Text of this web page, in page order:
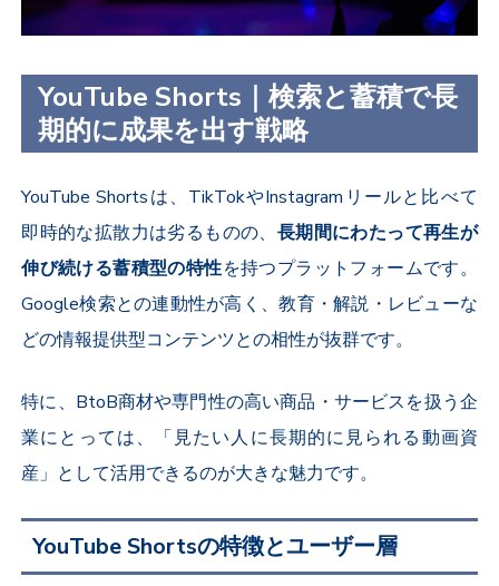
YouTube Shorts｜検索と蓄積で長
期的に成果を出す戦略
YouTube Shortsは、 TikTokやInstagram リールと比べて
即時的な拡散力は劣るものの、 長期間にわたって再生が
伸び続ける蓄積型の特性を持つプラットフォームです。
Google検索との連動性が高く、教育・解説・レビューな
どの情報提供型コンテンツとの相性が抜群です。
特に、 BtoB商材や専門性の高い商品・サービスを扱う企
業にとっては、「見たい人に長期的に見られる動画資
産」として活用できるのが大きな魅力です。
YouTube Shortsの特徴とユーザー層